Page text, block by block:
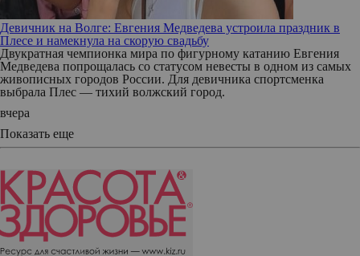
Девичник на Волге: Евгения Медведева устроила праздник в
Плесе и намекнула на скорую свадьбу
Двукратная чемпионка мира по фигурному катанию Евгения
Медведева попрощалась со статусом невесты в одном из самых
живописных городов России. Для девичника спортсменка
выбрала Плес — тихий волжский город.
вчера
Показать еще